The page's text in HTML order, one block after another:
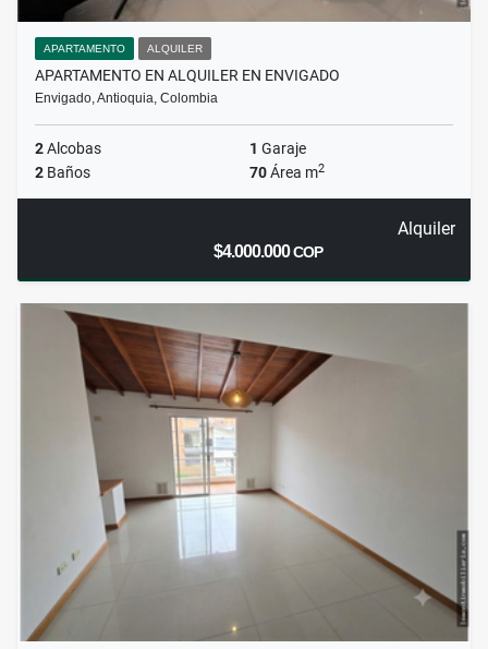
APARTAMENTO ALQUILER
APARTAMENTO EN ALQUILER EN ENVIGADO
Envigado, Antioquia, Colombia
2Alcobas 1 Garaje
2 Baños 70Área m2
Alquiler
$4.000.000COP